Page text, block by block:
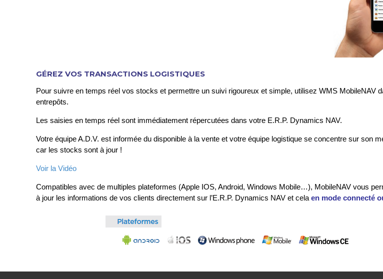
GÉREZ VOS TRANSACTIONS LOGISTIQUES
Pour suivre en temps réel vos stocks et permettre un suivi rigoureux et simple, utilisez WMS MobileNAV
entrepôts.
Les saisies en temps réel sont immédiatement répercutées dans votre E.R.P. Dynamics NAV.
Votre équipe A.D.V. est informée du disponible à la vente et votre équipe logistique se concentre sur son
car les stocks sont à jour !
Voir la Vidéo
Compatibles avec de multiples plateformes (Apple IOS, Android, Windows Mobile…), MobileNAV vous
à jour les informations de vos clients directement sur l’E.R.P. Dynamics NAV et cela en mode connecté